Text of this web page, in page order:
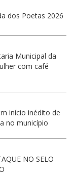
dos Poetas 2026
Municipal da
com café
início inédito de
no município
NO SELO